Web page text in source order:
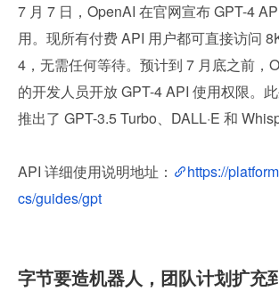
7 月 7 日，OpenAI 在官网宣布 GPT-4
用。现所有付费 API 用户都可直接访问
4，无需任何等待。预计到 7 月底之前，
的开发人员开放 GPT-4 API 使用权限。
推出了 GPT-3.5 Turbo、DALL·E 和
API 详细使用说明地址：
https://
cs/guides/gpt
字节要造机器人，团队计划扩充